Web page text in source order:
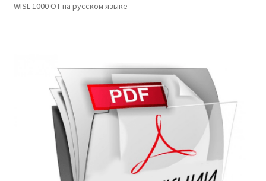
Контакты
WISL-1000 OT на русском языке